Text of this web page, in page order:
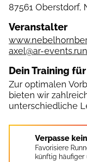
87561 Oberstdorf,
Veranstalter
axel@ar-events.run
Dein Training
Zur optimalen
bieten wir
unterschiedliche
Verpasse
Favorisiere
künftig häufiger